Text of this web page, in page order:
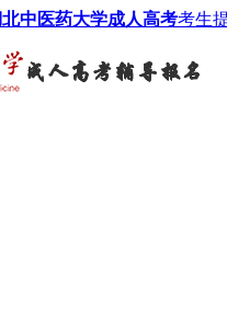
中医药大学成人高考考生